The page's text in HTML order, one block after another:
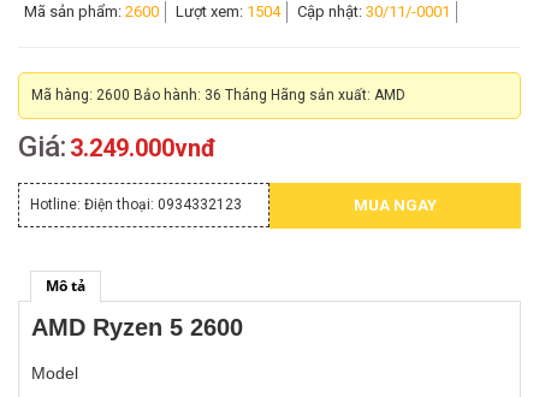
Mã sản phẩm: 2600 Lượt xem: 1504 Cập nhật: 30/11/-0001
Mã hàng: 2600 Bảo hành: 36 Tháng Hãng sản xuất: AMD
Giá: 3.249.000vnđ
Hotline: Điện thoại: 0934332123 MUA NGAY
Mô tả
AMD Ryzen 5 2600
Model